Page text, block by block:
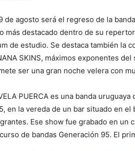
de agosto será el regreso de la
más destacado dentro de su
de estudio. Se destaca también la
SKINS, máximos exponentes
ser una gran noche velera con
PUERCA es una banda
en la vereda de un bar situado en
Ese show fue grabado en un
de bandas Generación 95. El